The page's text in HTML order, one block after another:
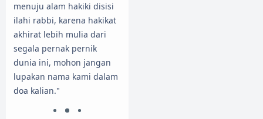
menuju alam hakiki disisi
ilahi rabbi, karena hakikat
akhirat lebih mulia dari
segala pernak pernik
dunia ini, mohon jangan
lupakan nama kami dalam
doa kalian."